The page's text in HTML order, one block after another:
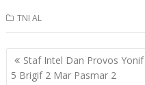
TNI AL
Post
navigation
Staf Intel Dan Provos Yonif
5 Brigif 2 Mar Pasmar 2